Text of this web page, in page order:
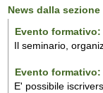
News dalla sezione
Evento
Il seminario,
Evento
E' possibile